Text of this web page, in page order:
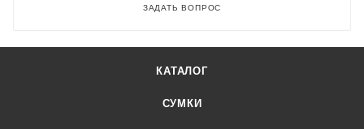
ЗАДАТЬ ВОПРОС
КАТАЛОГ
СУМКИ